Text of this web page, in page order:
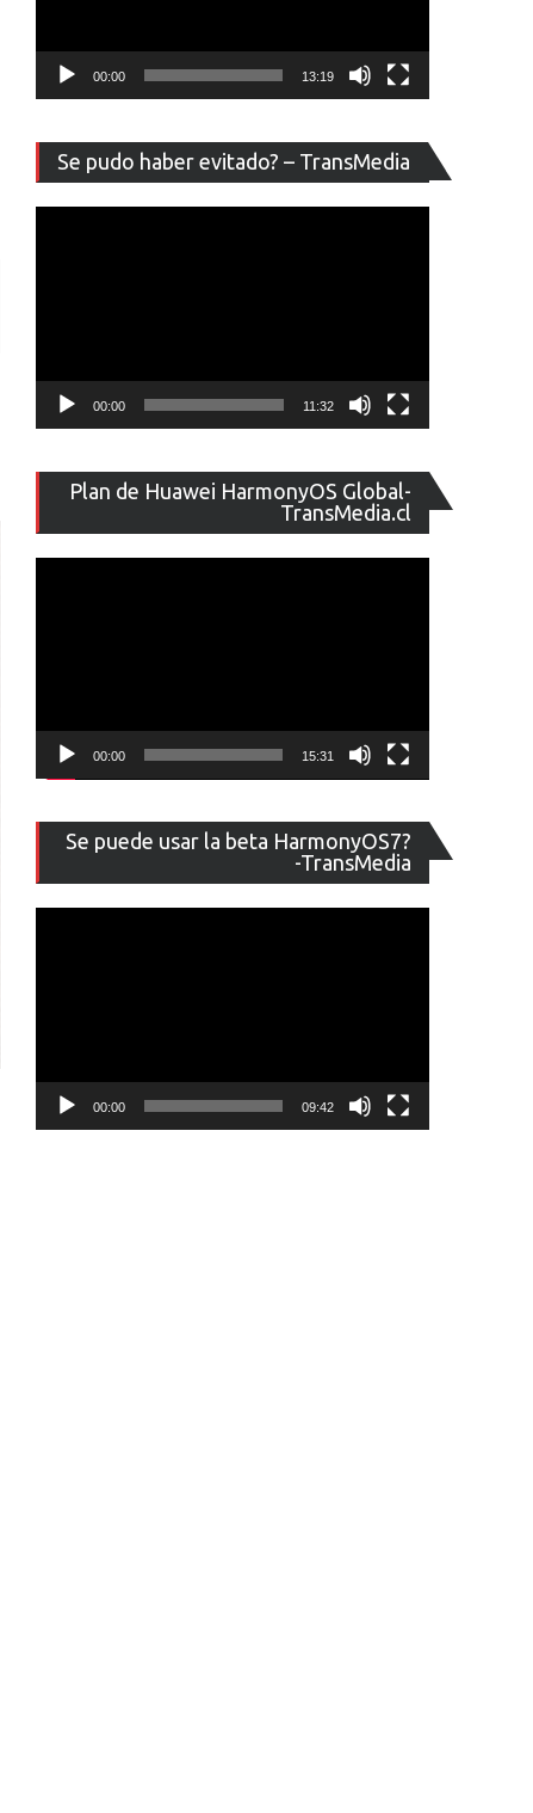
00:00 13:19
Se pudo haber evitado? – TransMedia
de
vídeo
00:00 11:32
Plan de Huawei HarmonyOS Global-
TransMedia.cl
de
vídeo
00:00 15:31
Se puede usar la beta HarmonyOS7?
-TransMedia
de
vídeo
00:00 09:42